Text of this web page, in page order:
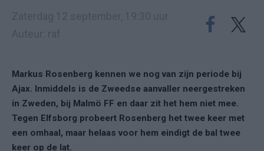
Markus Rosenberg kennen we nog van zijn periode bij
Ajax. Inmiddels is de Zweedse aanvaller neergestreken
in Zweden, bij Malmö FF en daar zit het hem niet mee.
Tegen Elfsborg probeert Rosenberg het twee keer met
een omhaal, maar helaas voor hem eindigt de bal twee
keer op de lat.